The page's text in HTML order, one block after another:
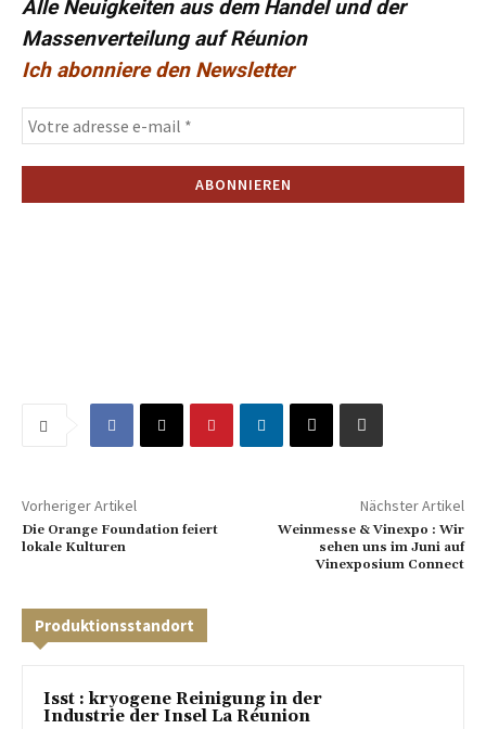
Alle Neuigkeiten aus dem Handel und der
Massenverteilung auf Réunion
Ich abonniere den Newsletter
Vorheriger Artikel
Die Orange Foundation feiert
lokale Kulturen
Nächster Artikel
Weinmesse & Vinexpo : Wir
sehen uns im Juni auf
Vinexposium Connect
Produktionsstandort
Isst : kryogene Reinigung in der
Industrie der Insel La Réunion